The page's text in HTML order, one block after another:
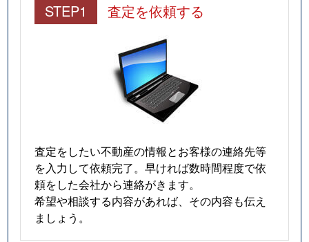
STEP1 査定を依頼する
査定をしたい不動産の情報とお客様の連絡先等
を入力して依頼完了。早ければ数時間程度で依
頼をした会社から連絡がきます。
希望や相談する内容があれば、その内容も伝え
ましょう。